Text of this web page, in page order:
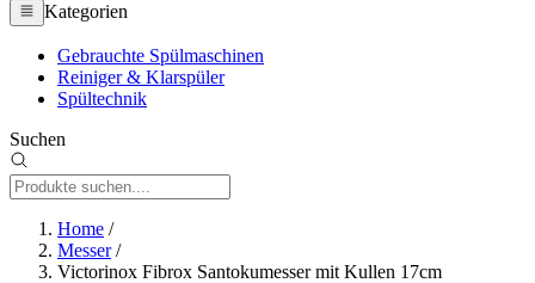
Kategorien
Gebrauchte Spülmaschinen
Reiniger & Klarspüler
Spültechnik
Suchen
Home /
Messer/
Victorinox Fibrox Santokumesser mit Kullen 17cm